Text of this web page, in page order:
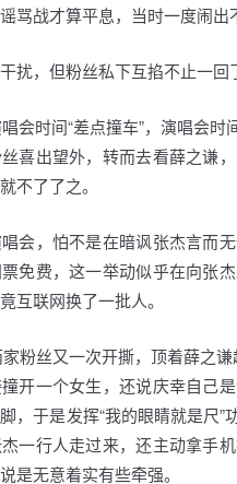
骂战才算平息，当时一度闹出
扰，但粉丝私下互掐不止一回
会时间“差点撞车”，演唱会
喜出望外，转而去看薛之谦
不了了之。
会，怕不是在暗讽张杰言而
免费，这一举动似乎在向张
互联网换了一批人。
粉丝又一次开撕，顶着薛之
开一个女生，还说庆幸自己
，于是发挥“我的眼睛就是尺
一行人走过来，还主动拿手
是无意着实有些牵强。